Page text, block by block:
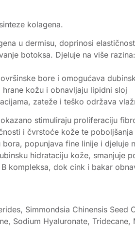
kolagena.
u dermisu, doprinosi
botoksa. Djeluje na više
bore i omogućava
kožu i obnavljaju lipidni sloj
zateže i teško održava
stimuliraju proliferaciju
i čvrstoće kože te
popunjava fine linije i
hidrataciju kože, smanjuje
kompleksa, dok cink i bakar
Simmondsia Chinensis
Sodium Hyaluronate,